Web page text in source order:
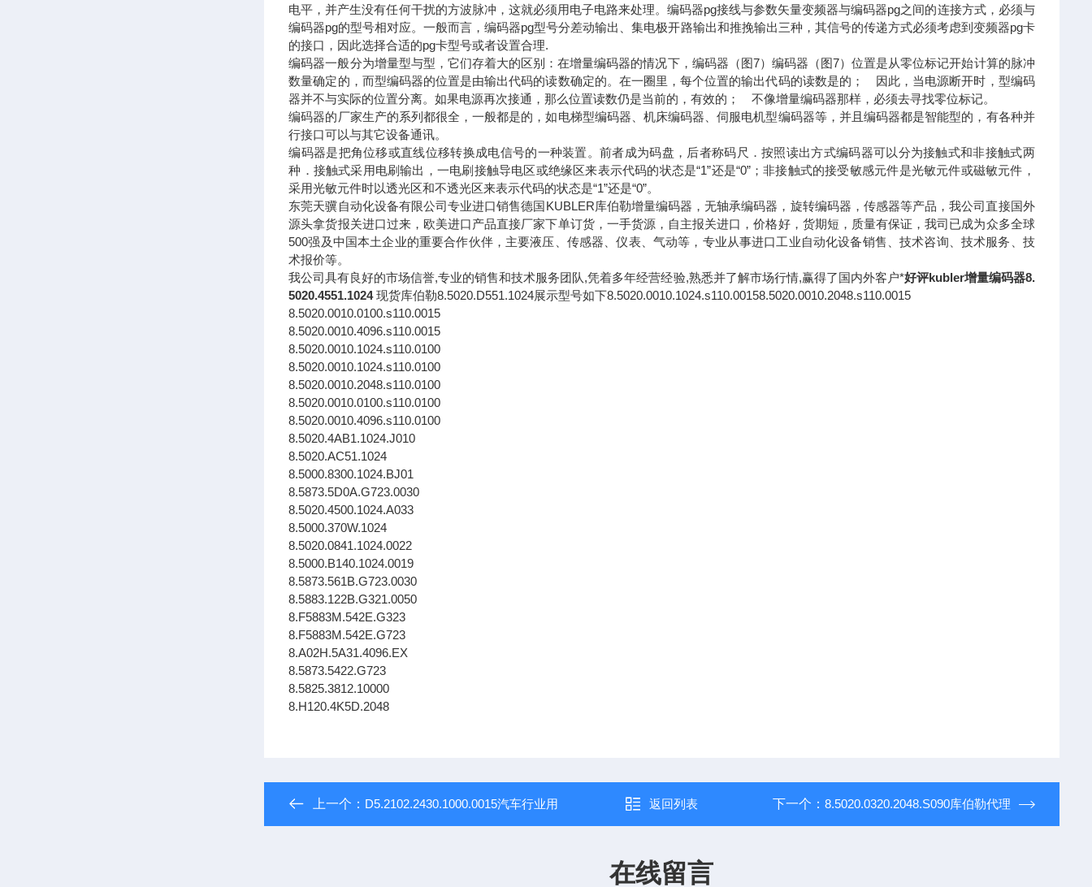
电平，并产生没有任何干扰的方波脉冲，这就必须用电子电路来处理。编码器pg接线与参数矢量变频器与编码器pg之间的连接方式，必须与
编码器pg的型号相对应。一般而言，编码器pg型号分差动输出、集电极开路输出和推挽输出三种，其信号的传递方式必须考虑到变频器pg卡
的接口，因此选择合适的pg卡型号或者设置合理.
编码器一般分为增量型与型，它们存着大的区别：在增量编码器的情况下，编码器（图7）编码器（图7）位置是从零位标记开始计算的脉冲
数量确定的，而型编码器的位置是由输出代码的读数确定的。在一圈里，每个位置的输出代码的读数是的； 因此，当电源断开时，型编码
器并不与实际的位置分离。如果电源再次接通，那么位置读数仍是当前的，有效的； 不像增量编码器那样，必须去寻找零位标记。
编码器的厂家生产的系列都很全，一般都是的，如电梯型编码器、机床编码器、伺服电机型编码器等，并且编码器都是智能型的，有各种并
行接口可以与其它设备通讯。
编码器是把角位移或直线位移转换成电信号的一种装置。前者成为码盘，后者称码尺．按照读出方式编码器可以分为接触式和非接触式两
种．接触式采用电刷输出，一电刷接触导电区或绝缘区来表示代码的状态是“1”还是“0”；非接触式的接受敏感元件是光敏元件或磁敏元件，
采用光敏元件时以透光区和不透光区来表示代码的状态是“1”还是“0”。
东莞天骥自动化设备有限公司专业进口销售德国KUBLER库伯勒增量编码器，无轴承编码器，旋转编码器，传感器等产品，我公司直接国外
源头拿货报关进口过来，欧美进口产品直接厂家下单订货，一手货源，自主报关进口，价格好，货期短，质量有保证，我司已成为众多全球
500强及中国本土企业的重要合作伙伴，主要液压、传感器、仪表、气动等，专业从事进口工业自动化设备销售、技术咨询、技术服务、技
术报价等。
我公司具有良好的市场信誉,专业的销售和技术服务团队,凭着多年经营经验,熟悉并了解市场行情,赢得了国内外客户*好评kubler增量编码器8.
5020.4551.1024现货库伯勒8.5020.D551.1024展示型号如下8.5020.0010.1024.s110.00158.5020.0010.2048.s110.0015
8.5020.0010.0100.s110.0015
8.5020.0010.4096.s110.0015
8.5020.0010.1024.s110.0100
8.5020.0010.1024.s110.0100
8.5020.0010.2048.s110.0100
8.5020.0010.0100.s110.0100
8.5020.0010.4096.s110.0100
8.5020.4AB1.1024.J010
8.5020.AC51.1024
8.5000.8300.1024.BJ01
8.5873.5D0A.G723.0030
8.5020.4500.1024.A033
8.5000.370W.1024
8.5020.0841.1024.0022
8.5000.B140.1024.0019
8.5873.561B.G723.0030
8.5883.122B.G321.0050
8.F5883M.542E.G323
8.F5883M.542E.G723
8.A02H.5A31.4096.EX
8.5873.5422.G723
8.5825.3812.10000
8.H120.4K5D.2048
上一个： D5.2102.2430.1000.0015汽车行业用 返回列表 下一个： 8.5020.0320.2048.S090库伯勒代理
在线留言